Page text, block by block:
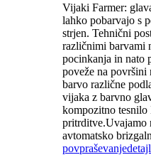
Vijaki Farmer:
lahko pobarvajo s
strjen. Tehnični
različnimi barvami
pocinkanja in nato
poveže na površini
barvo različne
vijaka z barvno
kompozitno
pritrditve.Uvajamo
avtomatsko
povpraševanjedetajl